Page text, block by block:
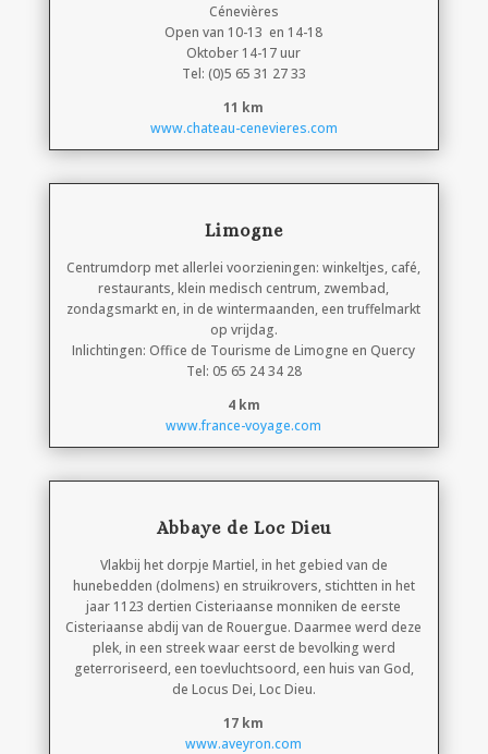
Cénevières
Open van 10-13 en 14-18
Oktober 14-17 uur
Tel: (0)5 65 31 27 33
11 km
www.chateau-cenevieres.com
Limogne
Centrumdorp met allerlei voorzieningen: winkeltjes, café,
restaurants, klein medisch centrum, zwembad,
zondagsmarkt en, in de wintermaanden, een truffelmarkt
op vrijdag.
Inlichtingen: Office de Tourisme de Limogne en Quercy
Tel: 05 65 24 34 28
4 km
www.france-voyage.com
Abbaye de Loc Dieu
Vlakbij het dorpje Martiel, in het gebied van de
hunebedden (dolmens) en struikrovers, stichtten in het
jaar 1123 dertien Cisteriaanse monniken de eerste
Cisteriaanse abdij van de Rouergue. Daarmee werd deze
plek, in een streek waar eerst de bevolking werd
geterroriseerd, een toevluchtsoord, een huis van God,
de Locus Dei, Loc Dieu.
17 km
www.aveyron.com